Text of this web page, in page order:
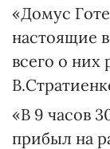
«Домус
настоящие
всего о них
«В 9 часов
прибыл на